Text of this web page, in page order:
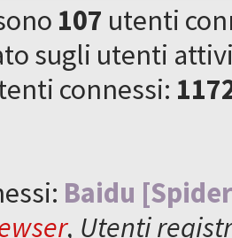
107 utenti
sugli utenti
connessi:
Baidu
, Utenti